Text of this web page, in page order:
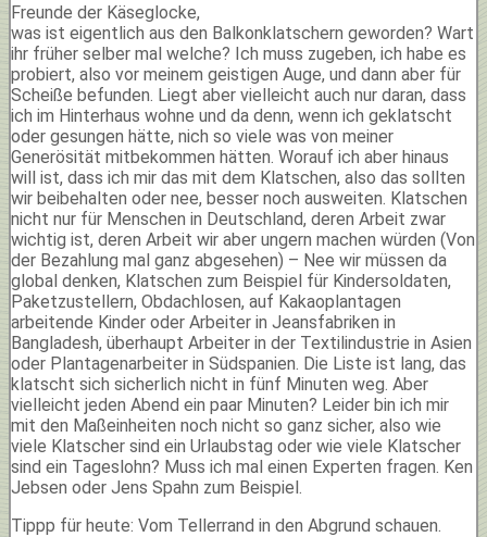
Freunde der Käseglocke,
was ist eigentlich aus den Balkonklatschern geworden? Wart
ihr früher selber mal welche? Ich muss zugeben, ich habe es
probiert, also vor meinem geistigen Auge, und dann aber für
Scheiße befunden. Liegt aber vielleicht auch nur daran, dass
ich im Hinterhaus wohne und da denn, wenn ich geklatscht
oder gesungen hätte, nich so viele was von meiner
Generösität mitbekommen hätten. Worauf ich aber hinaus
will ist, dass ich mir das mit dem Klatschen, also das sollten
wir beibehalten oder nee, besser noch ausweiten. Klatschen
nicht nur für Menschen in Deutschland, deren Arbeit zwar
wichtig ist, deren Arbeit wir aber ungern machen würden (Von
der Bezahlung mal ganz abgesehen) – Nee wir müssen da
global denken, Klatschen zum Beispiel für Kindersoldaten,
Paketzustellern, Obdachlosen, auf Kakaoplantagen
arbeitende Kinder oder Arbeiter in Jeansfabriken in
Bangladesh, überhaupt Arbeiter in der Textilindustrie in Asien
oder Plantagenarbeiter in Südspanien. Die Liste ist lang, das
klatscht sich sicherlich nicht in fünf Minuten weg. Aber
vielleicht jeden Abend ein paar Minuten? Leider bin ich mir
mit den Maßeinheiten noch nicht so ganz sicher, also wie
viele Klatscher sind ein Urlaubstag oder wie viele Klatscher
sind ein Tageslohn? Muss ich mal einen Experten fragen. Ken
Jebsen oder Jens Spahn zum Beispiel.
Tippp für heute: Vom Tellerrand in den Abgrund schauen.